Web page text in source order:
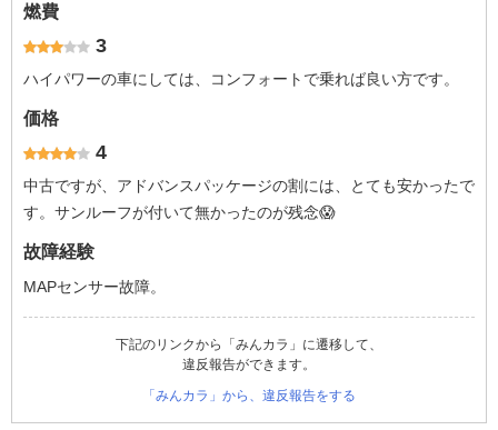
燃費
3
ハイパワーの車にしては、コンフォートで乗れば良い方です。
価格
4
中古ですが、アドバンスパッケージの割には、とても安かったで
す。サンルーフが付いて無かったのが残念😱
故障経験
MAPセンサー故障。
下記のリンクから「みんカラ」に遷移して、
違反報告ができます。
「みんカラ」から、違反報告をする